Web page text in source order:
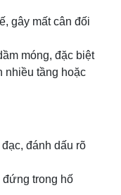
gây mất cân đối
móng, đặc biệt
nhiều tầng hoặc
đánh dấu rõ
đứng trong hố